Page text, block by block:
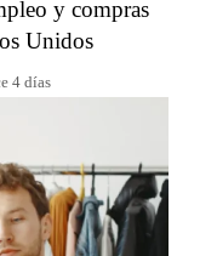
y compras
Unidos
4 días